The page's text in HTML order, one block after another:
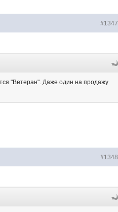
#1347
"Ветеран". Даже один на продажу
#1348